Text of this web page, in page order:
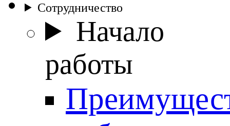
Сотрудничество
Начало
работы